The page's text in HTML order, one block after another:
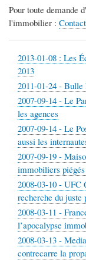
Pour toute demande
l'immobilier :
2013-01-08 : Les
2013
2011-01-24 -
2007-09-14 - Le
les agences
2007-09-14 - Le
aussi les
2007-09-19 -
immobiliers
2008-03-10 - UFC
recherche du juste
2008-03-11 -
l’apocalypse
2008-03-13 -
contrecarre la